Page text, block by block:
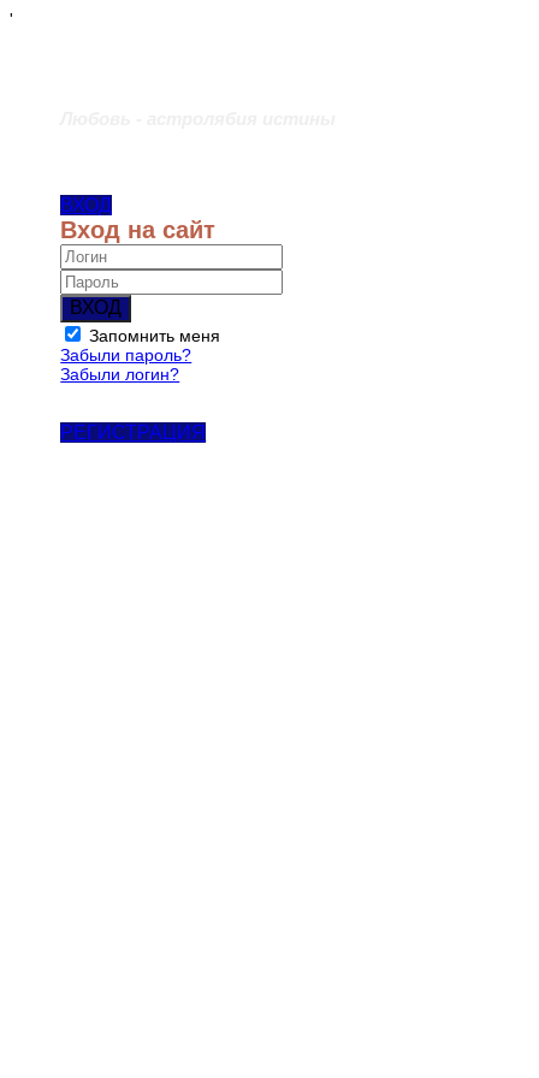
'
ВХОД
Вход на сайт
ВХОД
Запомнить меня
Забыли пароль?
Забыли логин?
РЕГИСТРАЦИЯ